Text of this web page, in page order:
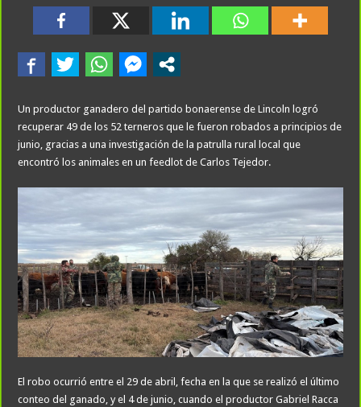
Un productor ganadero del partido bonaerense de Lincoln logró
recuperar 49 de los 52 terneros que le fueron robados a principios de
junio, gracias a una investigación de la patrulla rural local que
encontró los animales en un feedlot de Carlos Tejedor.
El robo ocurrió entre el 29 de abril, fecha en la que se realizó el último
conteo del ganado, y el 4 de junio, cuando el productor Gabriel Racca